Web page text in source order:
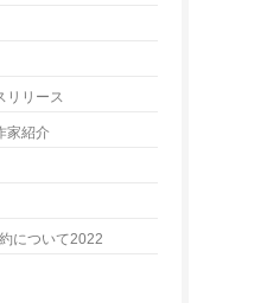
リース
家紹介
について2022